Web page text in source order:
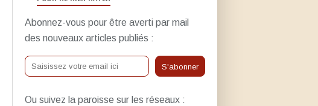
Abonnez-vous pour être averti par mail
des nouveaux articles publiés :
Ou suivez la paroisse sur les réseaux :